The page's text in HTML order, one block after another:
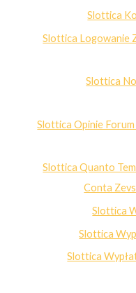
Slottica
Slottica Logowanie
Slottica
Slottica Opinie
Slottica Quanto
Conta
Slottica
Slottica
Slottica